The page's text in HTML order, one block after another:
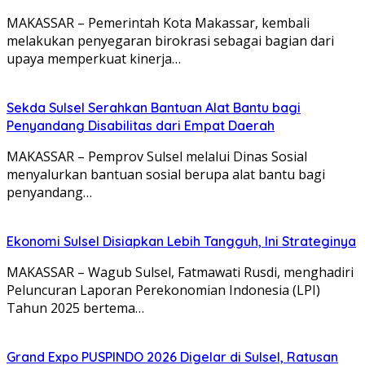
Championship PUSPINDO Championship 2026 yang
dirangkaikan dengan…
Alamat email Anda tidak akan dipublikasikan. Ruas yang
wajib ditandai*
peramban ini untuk komentar saya berikutnya.